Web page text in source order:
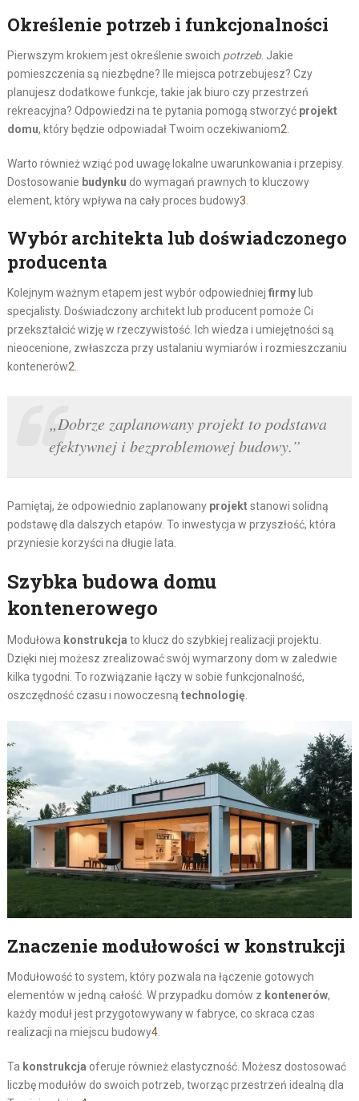
Określenie potrzeb i funkcjonalności
Pierwszym krokiem jest określenie swoich potrzeb. Jakie
pomieszczenia są niezbędne? Ile miejsca potrzebujesz? Czy
planujesz dodatkowe funkcje, takie jak biuro czy przestrzeń
rekreacyjna? Odpowiedzi na te pytania pomogą stworzyć projekt
domu, który będzie odpowiadał Twoim oczekiwaniom2
Warto również wziąć pod uwagę lokalne uwarunkowania i przepisy.
Dostosowanie budynku do wymagań prawnych to kluczowy
element, który wpływa na cały proces budowy3
Wybór architekta lub doświadczonego
producenta
Kolejnym ważnym etapem jest wybór odpowiedniej firmylub
specjalisty. Doświadczony architekt lub producent pomoże Ci
przekształcić wizję w rzeczywistość. Ich wiedza i umiejętności są
nieocenione, zwłaszcza przy ustalaniu wymiarów i rozmieszczaniu
kontenerów2
„Dobrze zaplanowany projekt to podstawa
efektywnej i bezproblemowej budowy.”
Pamiętaj, że odpowiednio zaplanowany projektstanowi solidną
podstawę dla dalszych etapów. To inwestycja w przyszłość, która
przyniesie korzyści na długie lata.
Szybka budowa domu
kontenerowego
Modułowa konstrukcja to klucz do szybkiej realizacji projektu.
Dzięki niej możesz zrealizować swój wymarzony dom w zaledwie
kilka tygodni. To rozwiązanie łączy w sobie funkcjonalność,
oszczędność czasu i nowoczesną technologię.
Znaczenie modułowości w konstrukcji
Modułowość to system, który pozwala na łączenie gotowych
elementów w jedną całość. W przypadku domów z kontenerów,
każdy moduł jest przygotowywany w fabryce, co skraca czas
realizacji na miejscu budowy4.
Ta konstrukcja oferuje również elastyczność. Możesz dostosować
liczbę modułów do swoich potrzeb, tworząc przestrzeń idealną dla